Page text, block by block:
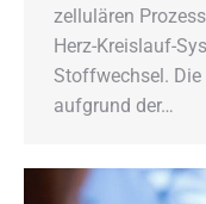
zellulären
Herz-Kreislauf-
Stoffwechsel.
aufgrund der…